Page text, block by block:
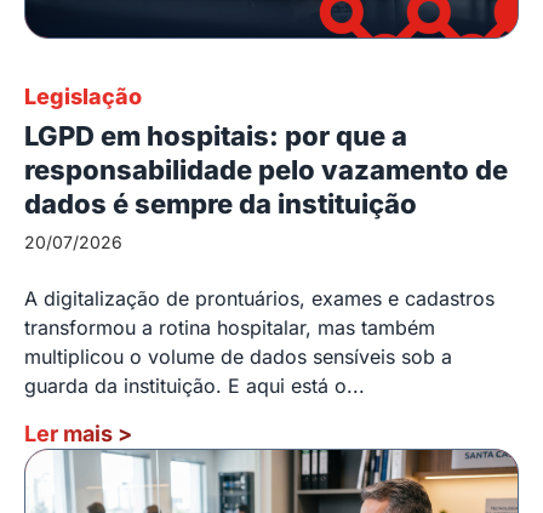
Legislação
LGPD em hospitais: por que a
responsabilidade pelo vazamento de
dados é sempre da instituição
20/07/2026
A digitalização de prontuários, exames e cadastros
transformou a rotina hospitalar, mas também
multiplicou o volume de dados sensíveis sob a
guarda da instituição. E aqui está o...
Ler mais >